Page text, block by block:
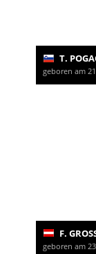
T.
geboren am
F.
geboren am